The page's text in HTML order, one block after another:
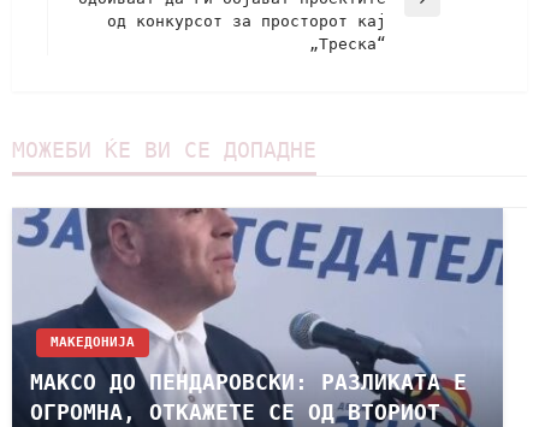
од конкурсот за просторот кај
„Треска“
МОЖЕБИ ЌЕ ВИ СЕ ДОПАДНЕ
МАКЕДОНИЈА
МАКСО ДО ПЕНДАРОВСКИ: РАЗЛИКАТА Е
ОГРОМНА, ОТКАЖЕТЕ СЕ ОД ВТОРИОТ